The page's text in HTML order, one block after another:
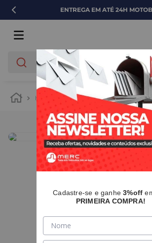
ENTREGA EM ATÉ 24H
O que você está buscando?
hidráulica tubos e conexões
IMAGENS MERAMENTE ILUSTRATIVAS
Cadastre-se e ganhe3%off
PRIMEIRA COMPRA!